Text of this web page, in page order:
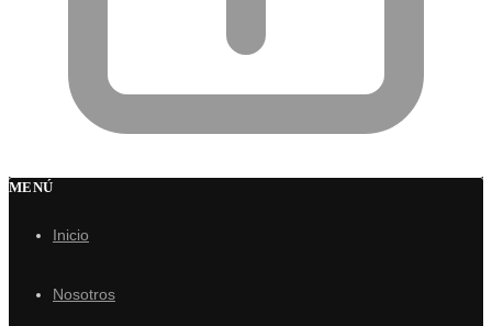
MENÚ
Inicio
Nosotros